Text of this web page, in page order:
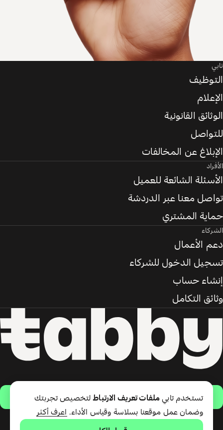
حمّل التطبيق
تابي
التوظيف
الإعلام
الوثائق القانونية
للتواصل
الإبلاغ عن المخالفات
الأفراد
الأسئلة الشائعة للعميل
تواصل معنا عبر الدردشة
حماية المشتري
الشركاء
دعم الأعمال
تسجيل الدخول للشركاء
إنشاء حساب
وثائق التكامل
تستخدم تابي ملفات تعريف الارتباطلتخصيص تجربتك
وضمان عمل موقعنا بسلاسة وقياس الأداء.
اعرف أكثر